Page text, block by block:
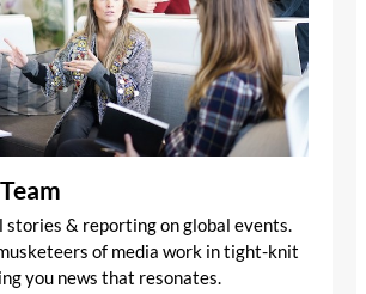
stories & reporting on global events.
of media work in tight-knit
you news that resonates.